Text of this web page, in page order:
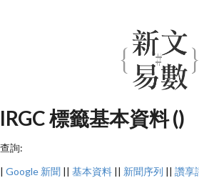
IRGC 標籤基本資料 ()
查詢:
| Google 新聞 || 基本資料 || 新聞序列 || 讚享